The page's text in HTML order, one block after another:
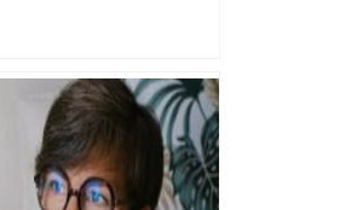
mate le leader
la dernière place –